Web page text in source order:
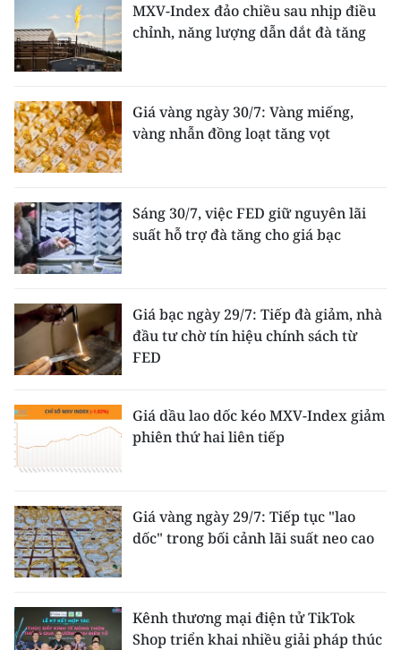
MXV-Index đảo chiều sau nhịp điều
chỉnh, năng lượng dẫn dắt đà tăng
Giá vàng ngày 30/7: Vàng miếng,
vàng nhẫn đồng loạt tăng vọt
Sáng 30/7, việc FED giữ nguyên lãi
suất hỗ trợ đà tăng cho giá bạc
Giá bạc ngày 29/7: Tiếp đà giảm, nhà
đầu tư chờ tín hiệu chính sách từ
FED
Giá dầu lao dốc kéo MXV-Index giảm
phiên thứ hai liên tiếp
Giá vàng ngày 29/7: Tiếp tục "lao
dốc" trong bối cảnh lãi suất neo cao
Kênh thương mại điện tử TikTok
Shop triển khai nhiều giải pháp thúc